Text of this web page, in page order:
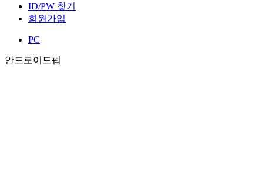
ID/PW 찾기
회원가입
PC
안드로이드펍